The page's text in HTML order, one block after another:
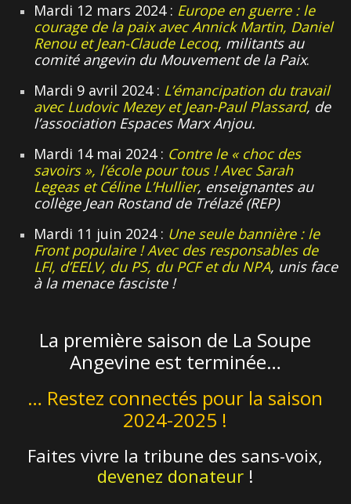
Mardi 12 mars 2024 : Europe en guerre : le
courage de la paix avec Annick Martin, Daniel
Renou et Jean-Claude Lecoq, militants au
comité angevin du Mouvement de la Paix.
Mardi 9 avril 2024 : L’émancipation du travail
avec Ludovic Mezey et Jean-Paul Plassard, de
l’association Espaces Marx Anjou.
Mardi 14 mai 2024 : Contre le « choc des
savoirs », l’école pour tous ! Avec Sarah
Legeas et Céline L’Hullier, enseignantes au
collège Jean Rostand de Trélazé (REP)
Mardi 11 juin 2024 : Une seule bannière : le
Front populaire ! Avec des responsables de
LFI, d’EELV, du PS, du PCF et du NPA, unis face
à la menace fasciste !
La première saison de La Soupe
Angevine est terminée…
… Restez connectés pour la saison
2024-2025 !
Faites vivre la tribune des sans-voix,
devenez donateur !